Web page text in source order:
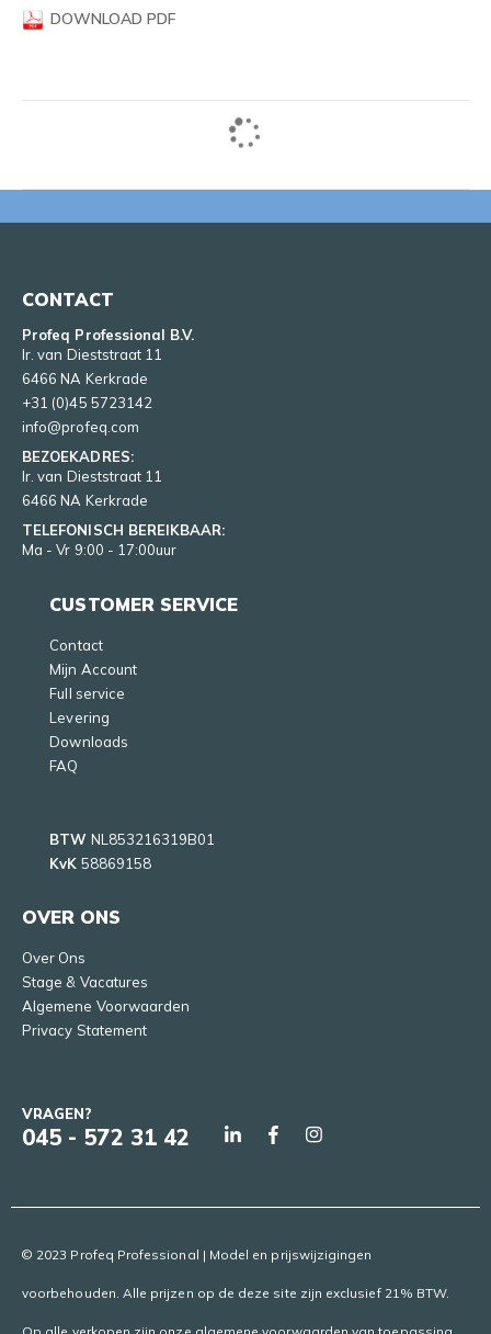
DOWNLOAD PDF
CONTACT
Profeq Professional B.V.
Ir. van Dieststraat 11
6466 NA Kerkrade
+31 (0)45 5723142
info@profeq.com
BEZOEKADRES:
Ir. van Dieststraat 11
6466 NA Kerkrade
TELEFONISCH BEREIKBAAR:
Ma - Vr 9:00 - 17:00uur
CUSTOMER SERVICE
Contact
Mijn Account
Full service
Levering
Downloads
FAQ
BTW NL853216319B01
KvK 58869158
OVER ONS
Over Ons
Stage & Vacatures
Algemene Voorwaarden
Privacy Statement
VRAGEN?
045 - 572 31 42
© 2023 Profeq Professional | Model en prijswijzigingen
voorbehouden. Alle prijzen op de deze site zijn exclusief 21% BTW.